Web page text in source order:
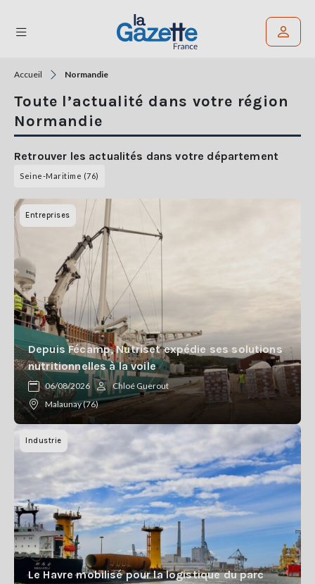
THÉMATIQUES
FORMATS
TENDANCES
SERVICES
LA
GAZETTE
Se
connecter
S'abonner
Accueil Normandie
Toute l’actualité dans votre région
Normandie
Retrouver les actualités dans votre département
Seine-Maritime (76)
Entreprises
Depuis Fécamp, Nutriset expédie ses solutions
nutritionnelles à la voile
06/08/2026
Chloé Guerout
Malaunay (76)
Industrie
Le Havre mobilisé pour la logistique du parc